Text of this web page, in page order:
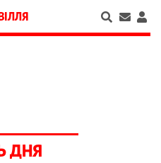
ДНЯ